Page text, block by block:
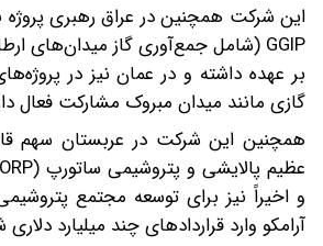
بر عهده داشته و در عمان نیز در
گازی مانند میدان مبروک مشارکت فعال
همچنین این شرکت در عربستان سهم
آرامکو وارد قراردادهای چند میلیارد